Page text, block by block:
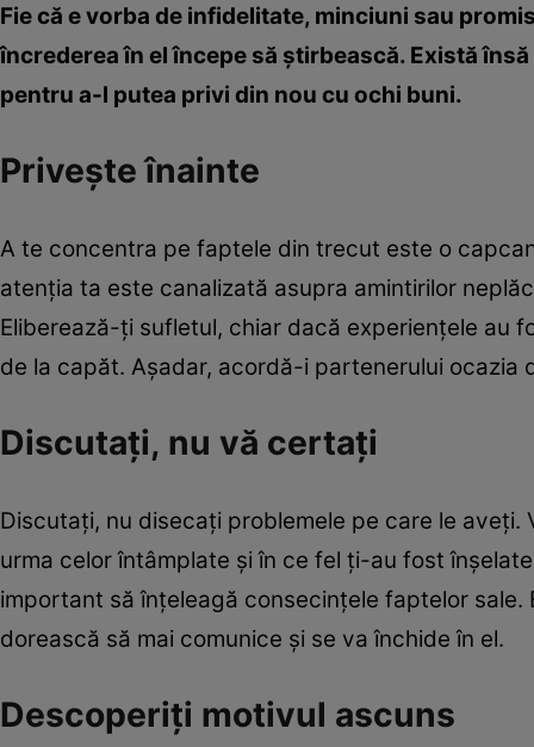
Fie că e vorba de infidelitate, minciuni sau
încrederea în el începe să ştirbească. Există
pentru a-l putea privi din nou cu ochi buni.
Priveşte înainte
A te concentra pe faptele din trecut este o
atenţia ta este canalizată asupra amintirilor
Eliberează-ţi sufletul, chiar dacă experienţele au
de la capăt. Aşadar, acordă-i partenerului ocazia
Discutaţi, nu vă certaţi
Discutaţi, nu disecaţi problemele pe care le
urma celor întâmplate şi în ce fel ţi-au fost
important să înţeleagă consecinţele faptelor
dorească să mai comunice şi se va închide în el.
Descoperiţi motivul ascuns